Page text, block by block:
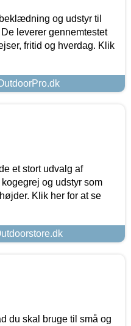
og udstyr til
leverer gennemtestet
fritid og hverdag. Klik
et stort udvalg af
og udstyr som
Klik her for at se
du skal bruge til små og